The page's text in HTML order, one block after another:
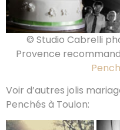
© Studio Cabrelli
Provence
Voir d’autres jolis
Penchés à Toulon: